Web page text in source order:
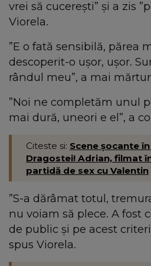
vrei să cucerești” și a zis
Viorela.
”E o fată sensibilă, părea
descoperit-o ușor, ușor.
rândul meu”, a mai
”Noi ne completăm unul
mai dură, uneori e el”, a
Citeste si: Scene șocante
Dragostei! Adrian, filmat
partidă de sex cu Valentin
”S-a dărâmat totul,
nu voiam să plece. A fost
de public și pe acest
spus Viorela.